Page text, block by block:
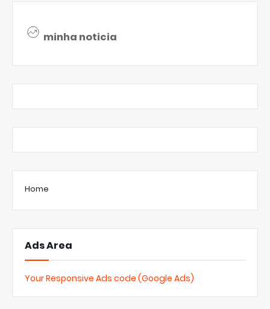
minha noticia
Home
Ads Area
Your Responsive Ads code (Google Ads)